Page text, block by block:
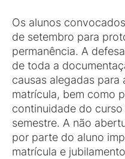
Os alunos
de setembro para
permanência. A
de toda a
causas alegadas
matrícula, bem como
continuidade do
semestre. A não
por parte do aluno
matrícula e